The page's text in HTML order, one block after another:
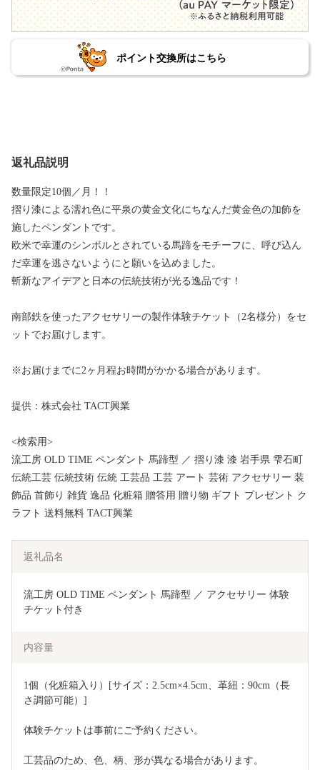
ポイント交換所はこちら
返礼品説明
数量限定10個／月！！
摺り漆による濡れ色に平泉の黄金文化にちなんだ黄金色の加飾を
施したペンダントです。
欧米で幸運のシンボルとされている馬蹄をモチーフに、呼び込ん
だ幸運を逃さないようにと願いを込めました。
斬新なアイデアと日本の伝統技術が光る逸品です！
南部鉄を使ったアクセサリーの製作体験チケット（2名様分）をセ
ットでお届けします。
※お届けまでに2ヶ月程お時間がかかる場合があります。
提供：株式会社 TACT興業
<検索用>
流工房 OLD TIME ペンダント 馬蹄型 ／ 摺り漆 漆 岩手県 雫石町
伝統工芸 伝統技術 伝統 工芸品 工芸 アート 芸術 アクセサリー 装
飾品 首飾り 雑貨 逸品 化粧箱 贈答用 贈り物 ギフト プレゼント ク
ラフト 送料無料 TACT興業
返礼品名
流工房 OLD TIME ペンダント 馬蹄型 ／ アクセサリー 体験
チケット付き
内容量
1個（化粧箱入り）[サイズ：2.5cm×4.5cm、革紐：90cm（長
さ調節可能）]
体験チケットは事前にご予約ください。
工芸品のため、色、柄、形が異なる場合があります。